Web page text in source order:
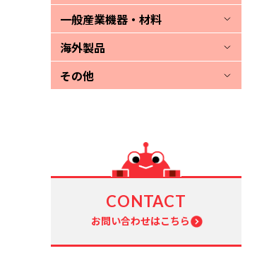
一般産業機器・材料
海外製品
その他
CONTACT
お問い合わせはこちら